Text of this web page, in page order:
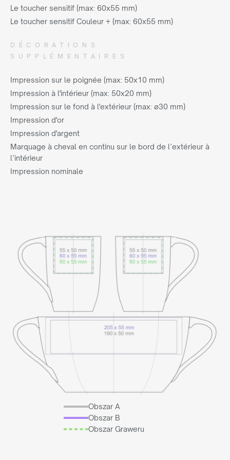
Le toucher sensitif (max: 60x55 mm)
Le toucher sensitif Couleur + (max: 60x55 mm)
DÉCORATIONS
SUPPLÉMENTAIRES
Impression sur le poignée (max: 50x10 mm)
Impression à l'intérieur (max: 50x20 mm)
Impression sur le fond à l'extérieur (max: ø30 mm)
Impression d'or
Impression d'argent
Marquage à cheval en continu sur le bord de l’extérieur à
l’intérieur
Impression nominale
Obszar A
Obszar B
Obszar Graweru